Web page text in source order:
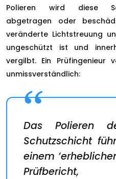
Polieren wird diese
abgetragen oder
veränderte Lichtstreuung
ungeschützt ist und
vergilbt. Ein Prüfingenieur
unmissverständlich:
Das Polieren
Schutzschicht
einem